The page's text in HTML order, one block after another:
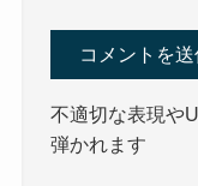
不適切な表現や
弾かれます